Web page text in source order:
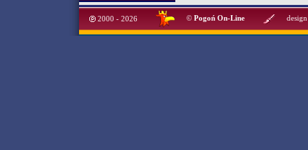
2000 - 2026 © Pogoń On-Line